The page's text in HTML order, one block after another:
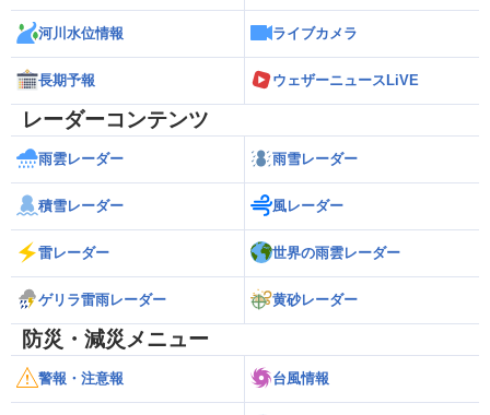
河川水位情報 ライブカメラ
長期予報 ウェザーニュースLiVE
レーダーコンテンツ
雨雲レーダー 雨雪レーダー
積雪レーダー 風レーダー
雷レーダー 世界の雨雲レーダー
ゲリラ雷雨レーダー 黄砂レーダー
防災・減災メニュー
警報・注意報 台風情報